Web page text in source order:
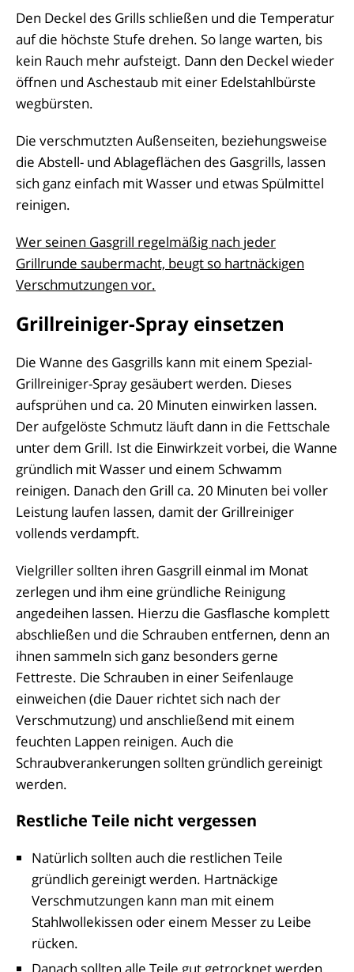
Den Deckel des Grills schließen und die Temperatur
auf die höchste Stufe drehen. So lange warten, bis
kein Rauch mehr aufsteigt. Dann den Deckel wieder
öffnen und Aschestaub mit einer Edelstahlbürste
wegbürsten.
Die verschmutzten Außenseiten, beziehungsweise
die Abstell- und Ablageflächen des Gasgrills, lassen
sich ganz einfach mit Wasser und etwas Spülmittel
reinigen.
Wer seinen Gasgrill regelmäßig nach jeder
Grillrunde saubermacht, beugt so hartnäckigen
Verschmutzungen vor.
Grillreiniger-Spray einsetzen
Die Wanne des Gasgrills kann mit einem Spezial-
Grillreiniger-Spray gesäubert werden. Dieses
aufsprühen und ca. 20 Minuten einwirken lassen.
Der aufgelöste Schmutz läuft dann in die Fettschale
unter dem Grill. Ist die Einwirkzeit vorbei, die Wanne
gründlich mit Wasser und einem Schwamm
reinigen. Danach den Grill ca. 20 Minuten bei voller
Leistung laufen lassen, damit der Grillreiniger
vollends verdampft.
Vielgriller sollten ihren Gasgrill einmal im Monat
zerlegen und ihm eine gründliche Reinigung
angedeihen lassen. Hierzu die Gasflasche komplett
abschließen und die Schrauben entfernen, denn an
ihnen sammeln sich ganz besonders gerne
Fettreste. Die Schrauben in einer Seifenlauge
einweichen (die Dauer richtet sich nach der
Verschmutzung) und anschließend mit einem
feuchten Lappen reinigen. Auch die
Schraubverankerungen sollten gründlich gereinigt
werden.
Restliche Teile nicht vergessen
Natürlich sollten auch die restlichen Teile
gründlich gereinigt werden. Hartnäckige
Verschmutzungen kann man mit einem
Stahlwollekissen oder einem Messer zu Leibe
rücken.